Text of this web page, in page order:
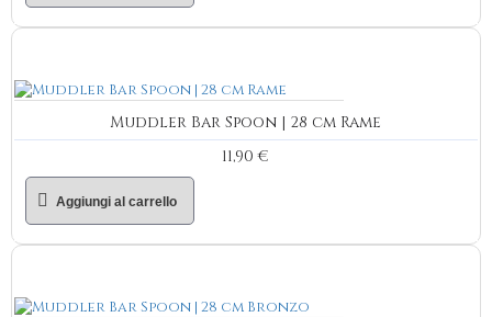
Muddler Bar Spoon | 28 cm Rame
11,90 €
Aggiungi al carrello